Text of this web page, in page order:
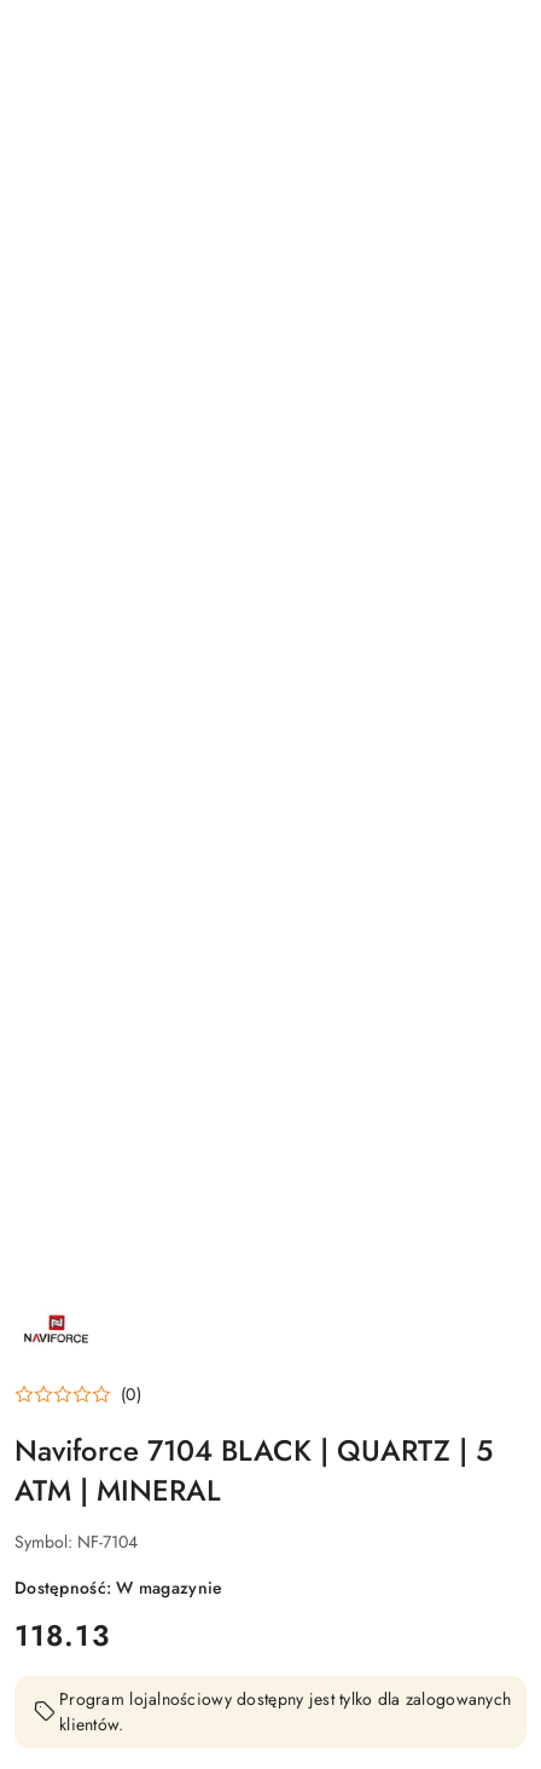
PRODUCENTA:
NAVIFORCE
(0)
Naviforce 7104 BLACK | QUARTZ | 5
ATM | MINERAL
Symbol: NF-7104
Dostępność:W magazynie
cena:
118.13
Program lojalnościowy dostępny jest tylko dla zalogowanych
klientów.